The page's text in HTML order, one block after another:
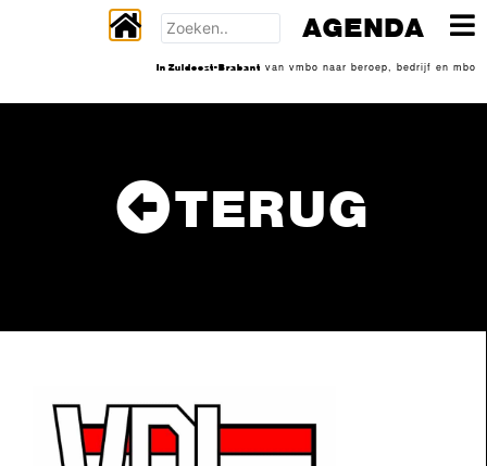
TERUG
AGENDA
In Zuidoost-Brabant van vmbo naar beroep, bedrijf en mbo